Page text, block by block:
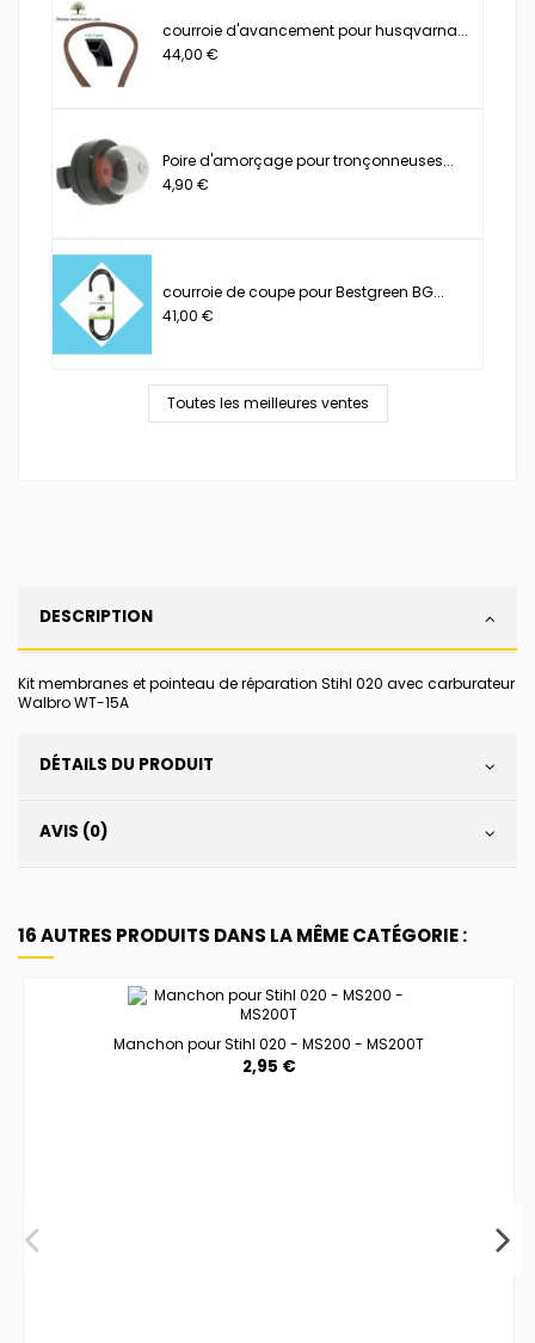
courroie d'avancement pour husqvarna...
44,00 €
Poire d'amorçage pour tronçonneuses...
4,90 €
courroie de coupe pour Bestgreen BG...
41,00 €
Toutes les meilleures ventes
DESCRIPTION
Kit membranes et pointeau de réparation Stihl 020 avec carburateur
Walbro WT-15A
DÉTAILS DU PRODUIT
AVIS (0)
16 AUTRES PRODUITS DANS LA MÊME CATÉGORIE :
Manchon pour Stihl 020 - MS200 - MS200T
2,95 €